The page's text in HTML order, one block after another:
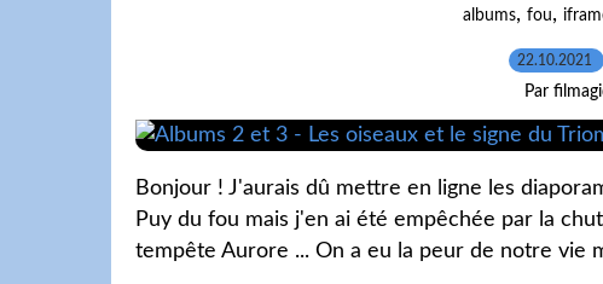
albums, fou,
22.10.2021
Par
Bonjour ! J'aurais dû mettre en ligne les
Puy du fou mais j'en ai été empêchée par la
tempête Aurore ... On a eu la peur de notre vie